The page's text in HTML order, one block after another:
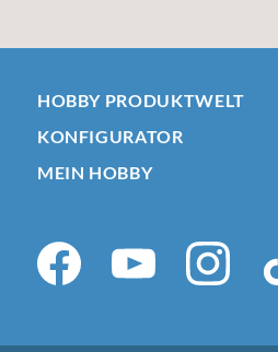
HOBBY PRODUKTWELT
KONFIGURATOR
MEIN HOBBY